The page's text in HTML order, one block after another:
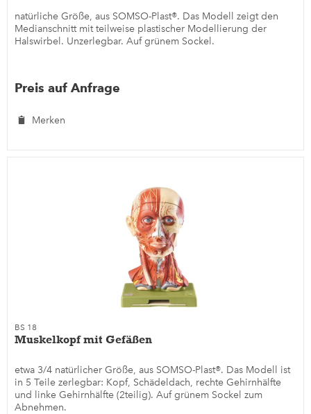
natürliche Größe, aus SOMSO-Plast®. Das Modell zeigt den
Medianschnitt mit teilweise plastischer Modellierung der
Halswirbel. Unzerlegbar. Auf grünem Sockel.
Preis auf Anfrage
Merken
BS 18
Muskelkopf mit Gefäßen
etwa 3/4 natürlicher Größe, aus SOMSO-Plast®. Das Modell ist
in 5 Teile zerlegbar: Kopf, Schädeldach, rechte Gehirnhälfte
und linke Gehirnhälfte (2teilig). Auf grünem Sockel zum
Abnehmen.